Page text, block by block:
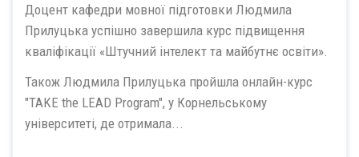
Доцент кафедри мовної підготовки Людмила
Прилуцька успішно завершила курс підвищення
кваліфікації «Штучний інтелект та майбутнє освіти».
Також Людмила Прилуцька пройшла онлайн-курс
"TAKE the LEAD Program", у Корнельському
університеті, де отримала...